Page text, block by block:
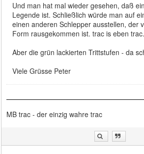
Und man hat mal wieder gesehen, daß
Legende ist. Schließlich würde man auf
einen anderen Schlepper ausstellen, der
Form rausgekommen ist. trac is eben trac.
Aber die grün lackierten Trittstufen - da
Viele Grüsse Peter
MB trac - der einzig wahre trac